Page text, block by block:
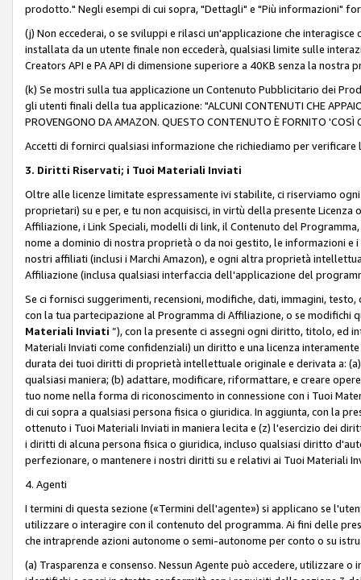
prodotto." Negli esempi di cui sopra, "Dettagli" e "Più informazioni"
(j) Non eccederai, o se sviluppi e rilasci un'applicazione che interagisce
installata da un utente finale non eccederà, qualsiasi limite sulle
Creators API e PA API di dimensione superiore a 40KB senza la nostra
(k) Se mostri sulla tua applicazione un Contenuto Pubblicitario dei
gli utenti finali della tua applicazione: "ALCUNI CONTENUTI CHE
PROVENGONO DA AMAZON. QUESTO CONTENUTO È FORNITO
Accetti di fornirci qualsiasi informazione che richiediamo per
3. Diritti Riservati; i Tuoi Materiali Inviati
Oltre alle licenze limitate espressamente ivi stabilite, ci riserviamo
proprietari) su e per, e tu non acquisisci, in virtù della presente
Affiliazione, i Link Speciali, modelli di link, il Contenuto del
nome a dominio di nostra proprietà o da noi gestito, le informazioni e
nostri affiliati (inclusi i Marchi Amazon), e ogni altra proprietà
Affiliazione (inclusa qualsiasi interfaccia dell'applicazione del
Se ci fornisci suggerimenti, recensioni, modifiche, dati, immagini,
con la tua partecipazione al Programma di Affiliazione, o se modifichi
Materiali Inviati ”), con la presente ci assegni ogni diritto, titolo, ed
Materiali Inviati come confidenziali) un diritto e una licenza
durata dei tuoi diritti di proprietà intellettuale originale e derivata a:
qualsiasi maniera; (b) adattare, modificare, riformattare, e creare
tuo nome nella forma di riconoscimento in connessione con i Tuoi
di cui sopra a qualsiasi persona fisica o giuridica. In aggiunta, con la
ottenuto i Tuoi Materiali Inviati in maniera lecita e (z) l'esercizio dei
i diritti di alcuna persona fisica o giuridica, incluso qualsiasi diritto
perfezionare, o mantenere i nostri diritti su e relativi ai Tuoi Materiali
4. Agenti
I termini di questa sezione («Termini dell'agente») si applicano se
utilizzare o interagire con il contenuto del programma. Ai fini delle
che intraprende azioni autonome o semi-autonome per conto o su
(a) Trasparenza e consenso. Nessun Agente può accedere, utilizzare